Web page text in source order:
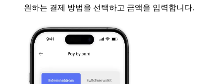
원하는 결제 방법을 선택하고 금액을 입력합니다.